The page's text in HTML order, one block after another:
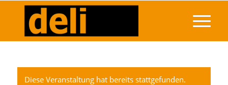
Diese Veranstaltung hat bereits stattgefunden.